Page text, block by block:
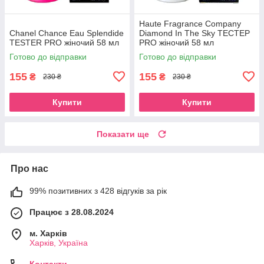
Chanel Chance Eau Splendide
TESTER PRO жіночий 58 мл
Готово до відправки
155 ₴ 230 ₴
Купити
Haute Fragrance Company
Diamond In The Sky TECТЕР
PRO жіночий 58 мл
Готово до відправки
155 ₴ 230 ₴
Купити
Показати ще
Про нас
99% позитивних з 428 відгуків за рік
Працює з 28.08.2024
м. Харків
Харків, Україна